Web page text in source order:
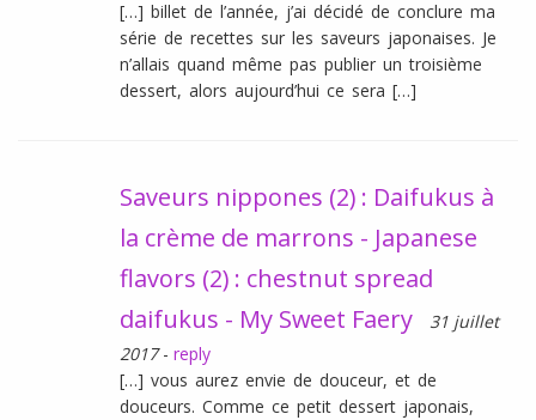
[…] billet de l’année, j’ai décidé de conclure ma
série de recettes sur les saveurs japonaises. Je
n’allais quand même pas publier un troisième
dessert, alors aujourd’hui ce sera […]
Saveurs nippones (2) : Daifukus à
la crème de marrons - Japanese
flavors (2) : chestnut spread
daifukus - My Sweet Faery
31 juillet
2017 - reply
[…] vous aurez envie de douceur, et de
douceurs. Comme ce petit dessert japonais,